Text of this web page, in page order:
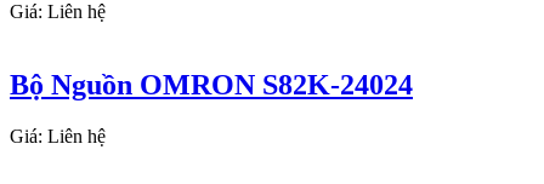
Giá: Liên hệ
Bộ Nguồn OMRON S82K-24024
Giá: Liên hệ